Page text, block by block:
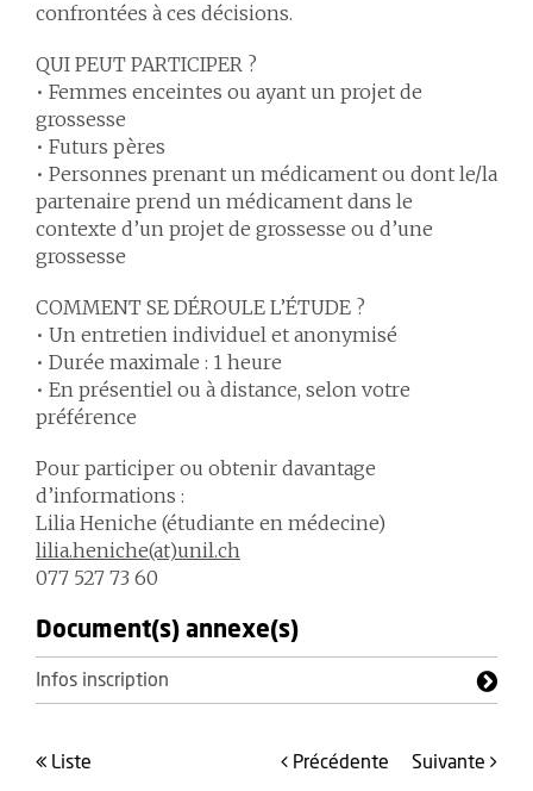
confrontées à ces décisions.
QUI PEUT PARTICIPER ?
• Femmes enceintes ou ayant un projet de
grossesse
• Futurs pères
• Personnes prenant un médicament ou dont le/la
partenaire prend un médicament dans le
contexte d’un projet de grossesse ou d’une
grossesse
COMMENT SE DÉROULE L’ÉTUDE ?
• Un entretien individuel et anonymisé
• Durée maximale : 1 heure
• En présentiel ou à distance, selon votre
préférence
Pour participer ou obtenir davantage
d’informations :
Lilia Heniche (étudiante en médecine)
lilia.heniche(at)unil.ch
077 527 73 60
Document(s) annexe(s)
Infos inscription
liste précédente suivante